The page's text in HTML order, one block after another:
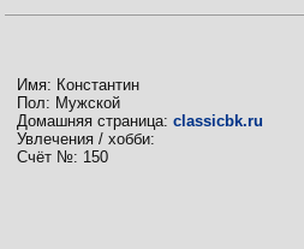
Имя: Константин
Пол: Мужской
Домашняя страница: classicbk.ru
Увлечения / хобби:
Счёт №: 150